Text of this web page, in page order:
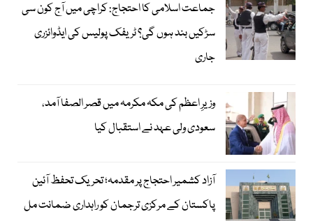
جماعت اسلامی کا احتجاج: کراچی میں آج کون سی
سڑکیں بند ہوں گی؟ ٹریفک پولیس کی ایڈوائزری
جاری
وزیرِ اعظم کی مکہ مکرمہ میں قصر الصفا آمد،
سعودی ولی عہد نے استقبال کیا
آزاد کشمیر احتجاج پر مقدمہ؛ تحریک تحفظ آئین
پاکستان کے مرکزی ترجمان کو راہداری ضمانت مل